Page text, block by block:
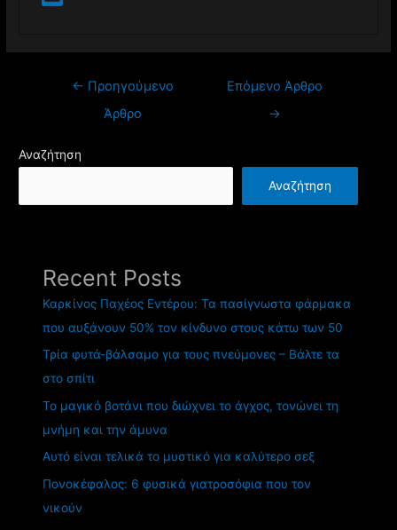
← Προηγούμενο
Άρθρο
Επόμενο Άρθρο
→
Αναζήτηση
Αναζήτηση
Recent Posts
Καρκίνος Παχέος Εντέρου: Τα πασίγνωστα φάρμακα
που αυξάνουν 50% τον κίνδυνο στους κάτω των 50
Τρία φυτά-βάλσαμο για τους πνεύμονες – Βάλτε τα
στο σπίτι
Το μαγικό βοτάνι που διώχνει το άγχος, τονώνει τη
μνήμη και την άμυνα
Αυτό είναι τελικά το μυστικό για καλύτερο σεξ
Πονοκέφαλος: 6 φυσικά γιατροσόφια που τον
νικούν